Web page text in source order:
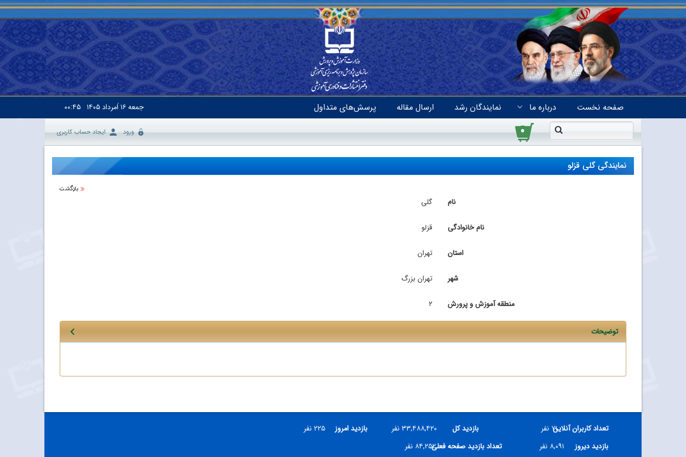
صفحه نخست درباره ما نمایندگان رشد ارسال مقاله پرسش‌های متداول جمعه۱۶ اَمرداد ۱۴۰۵ ۰۰:۴۵
۰ ورود ایجاد حساب کاربری
نمایندگی گلی قزلو
نام گلی
نام خانوادگی قزلو
استان تهران
شهر تهران بزرگ
منطقه آموزش و پرورش ۲
توضیحات
تعداد کاربران آنلاین
۷۱ نفر بازدید کل ۳۳,۴۸۸,۴۲۰ نفر بازدید امروز
۲۲۵ نفر
بازدید دیروز
۸,۰۹۱ نفر تعداد بازدید صفحه فعلی۸۴,۲۵۲ نفر